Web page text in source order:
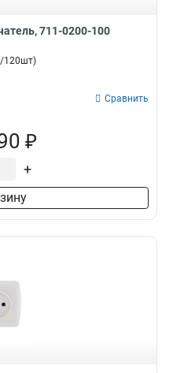
711-0200-100
120шт)
Сравнить
₽
+